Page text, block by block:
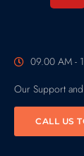
09.00 AM -
Our Support
CALL US